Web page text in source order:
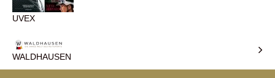
UVEX
WALDHAUSEN